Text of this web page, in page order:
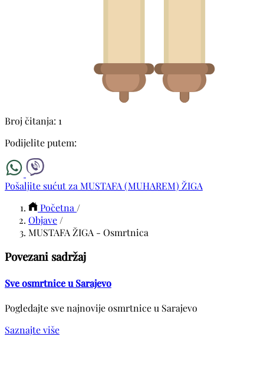
Broj čitanja: 1
Podijelite putem:
Pošaljite sućut za MUSTAFA (MUHAREM) ŽIGA
Početna /
Objave /
MUSTAFA ŽIGA - Osmrtnica
Povezani sadržaj
Sve osmrtnice u Sarajevo
Pogledajte sve najnovije osmrtnice u Sarajevo
Saznajte više